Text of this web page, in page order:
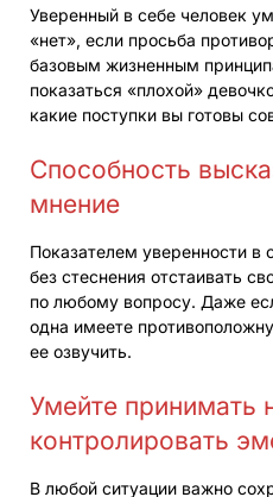
Уверенный в себе человек
«нет», если просьба
базовым жизненным
показаться «плохой»
какие поступки вы готовы
Способность
мнение
Показателем уверенности в
без стеснения отстаивать
по любому вопросу. Даже
одна имеете
ее озвучить.
Умейте принимать
контролировать
В любой ситуации важно